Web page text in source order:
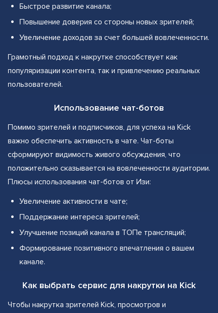
Быстрое развитие канала;
Повышение доверия со стороны новых зрителей;
Увеличение доходов за счет большей вовлеченности.
Грамотный подход к накрутке способствует как
популяризации контента, так и привлечению реальных
пользователей.
Использование чат-ботов
Помимо зрителей и подписчиков, для успеха на Kick
важно обеспечить активность в чате. Чат-боты
сформируют видимость живого обсуждения, что
положительно сказывается на вовлеченности аудитории.
Плюсы использования чат-ботов от Изи:
Увеличение активности в чате;
Поддержание интереса зрителей;
Улучшение позиций канала в ТОПе трансляций;
Формирование позитивного впечатления о вашем
канале.
Как выбрать сервис для накрутки на Kick
Чтобы накрутка зрителей Kick, просмотров и